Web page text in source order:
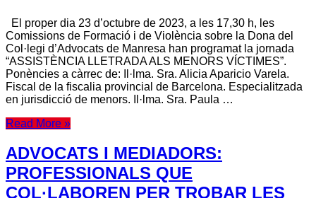
El proper dia 23 d’octubre de 2023, a les 17,30 h, les
Comissions de Formació i de Violència sobre la Dona del
Col·legi d’Advocats de Manresa han programat la jornada
“ASSISTÈNCIA LLETRADA ALS MENORS VÍCTIMES”.
Ponències a càrrec de: Il·lma. Sra. Alicia Aparicio Varela.
Fiscal de la fiscalia provincial de Barcelona. Especialitzada
en jurisdicció de menors. Il·lma. Sra. Paula …
Read More »
ADVOCATS I MEDIADORS:
PROFESSIONALS QUE
COL·LABOREN PER TROBAR LES